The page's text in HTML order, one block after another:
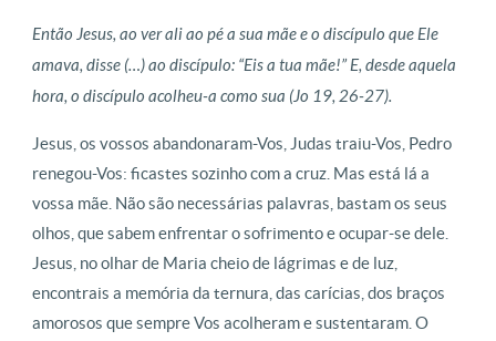
Então Jesus, ao ver ali ao pé a sua mãe e o discípulo que Ele
amava, disse (…) ao discípulo: “Eis a tua mãe!” E, desde aquela
hora, o discípulo acolheu-a como sua (Jo 19, 26-27).
Jesus, os vossos abandonaram-Vos, Judas traiu-Vos, Pedro
renegou-Vos: ficastes sozinho com a cruz. Mas está lá a
vossa mãe. Não são necessárias palavras, bastam os seus
olhos, que sabem enfrentar o sofrimento e ocupar-se dele.
Jesus, no olhar de Maria cheio de lágrimas e de luz,
encontrais a memória da ternura, das carícias, dos braços
amorosos que sempre Vos acolheram e sustentaram. O